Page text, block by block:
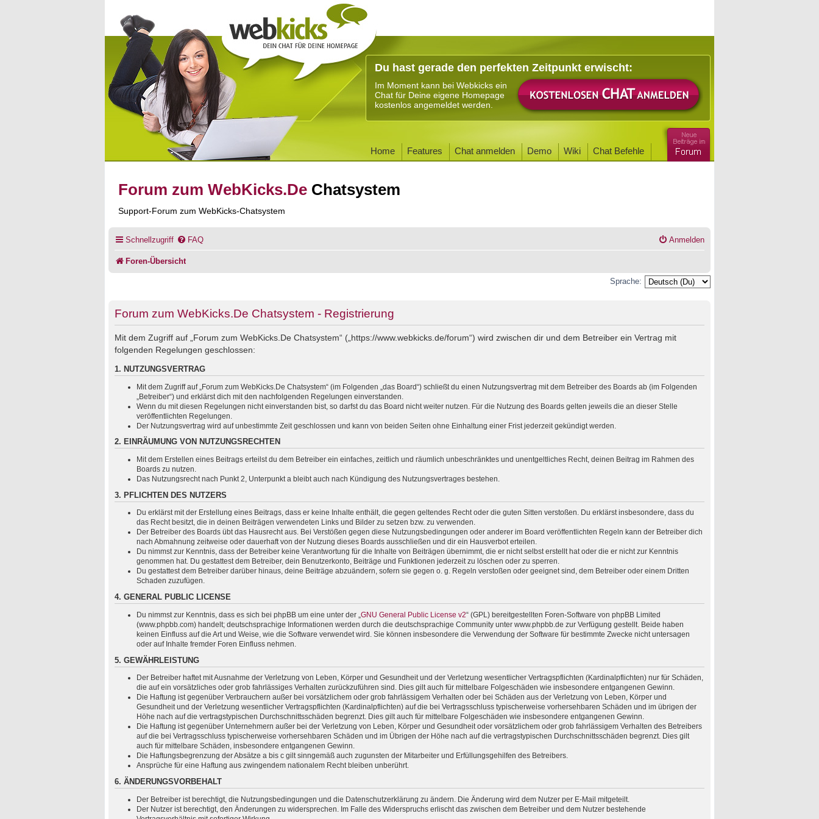
Du hast gerade den perfekten Zeitpunkt erwischt:
Im Moment kann bei Webkicks ein
Chat für Deine eigene Homepage
kostenlos angemeldet werden.
Home Features Chat anmelden Demo Wiki Chat Befehle
Forum zum WebKicks.De Chatsystem
Support-Forum zum WebKicks-Chatsystem
Schnellzugriff FAQ Anmelden
Foren-Übersicht
Sprache:
Forum zum WebKicks.De Chatsystem - Registrierung
Mit dem Zugriff auf „Forum zum WebKicks.De Chatsystem“ („https://www.webkicks.de/forum“) wird zwischen dir und dem Betreiber ein Vertrag mit
folgenden Regelungen geschlossen:
1. NUTZUNGSVERTRAG
Mit dem Zugriff auf „Forum zum WebKicks.De Chatsystem“ (im Folgenden „das Board“) schließt du einen Nutzungsvertrag mit dem Betreiber des Boards ab (im Folgenden
„Betreiber“) und erklärst dich mit den nachfolgenden Regelungen einverstanden.
Wenn du mit diesen Regelungen nicht einverstanden bist, so darfst du das Board nicht weiter nutzen. Für die Nutzung des Boards gelten jeweils die an dieser Stelle
veröffentlichten Regelungen.
Der Nutzungsvertrag wird auf unbestimmte Zeit geschlossen und kann von beiden Seiten ohne Einhaltung einer Frist jederzeit gekündigt werden.
2. EINRÄUMUNG VON NUTZUNGSRECHTEN
Mit dem Erstellen eines Beitrags erteilst du dem Betreiber ein einfaches, zeitlich und räumlich unbeschränktes und unentgeltliches Recht, deinen Beitrag im Rahmen des
Boards zu nutzen.
Das Nutzungsrecht nach Punkt 2, Unterpunkt a bleibt auch nach Kündigung des Nutzungsvertrages bestehen.
3. PFLICHTEN DES NUTZERS
Du erklärst mit der Erstellung eines Beitrags, dass er keine Inhalte enthält, die gegen geltendes Recht oder die guten Sitten verstoßen. Du erklärst insbesondere, dass du
das Recht besitzt, die in deinen Beiträgen verwendeten Links und Bilder zu setzen bzw. zu verwenden.
Der Betreiber des Boards übt das Hausrecht aus. Bei Verstößen gegen diese Nutzungsbedingungen oder anderer im Board veröffentlichten Regeln kann der Betreiber dich
nach Abmahnung zeitweise oder dauerhaft von der Nutzung dieses Boards ausschließen und dir ein Hausverbot erteilen.
Du nimmst zur Kenntnis, dass der Betreiber keine Verantwortung für die Inhalte von Beiträgen übernimmt, die er nicht selbst erstellt hat oder die er nicht zur Kenntnis
genommen hat. Du gestattest dem Betreiber, dein Benutzerkonto, Beiträge und Funktionen jederzeit zu löschen oder zu sperren.
Du gestattest dem Betreiber darüber hinaus, deine Beiträge abzuändern, sofern sie gegen o. g. Regeln verstoßen oder geeignet sind, dem Betreiber oder einem Dritten
Schaden zuzufügen.
4. GENERAL PUBLIC LICENSE
Du nimmst zur Kenntnis, dass es sich bei phpBB um eine unter der „ GNU General Public License v2“ (GPL) bereitgestellten Foren-Software von phpBB Limited
(www.phpbb.com) handelt; deutschsprachige Informationen werden durch die deutschsprachige Community unter www.phpbb.de zur Verfügung gestellt. Beide haben
keinen Einfluss auf die Art und Weise, wie die Software verwendet wird. Sie können insbesondere die Verwendung der Software für bestimmte Zwecke nicht untersagen
oder auf Inhalte fremder Foren Einfluss nehmen.
5. GEWÄHRLEISTUNG
Der Betreiber haftet mit Ausnahme der Verletzung von Leben, Körper und Gesundheit und der Verletzung wesentlicher Vertragspflichten (Kardinalpflichten) nur für Schäden,
die auf ein vorsätzliches oder grob fahrlässiges Verhalten zurückzuführen sind. Dies gilt auch für mittelbare Folgeschäden wie insbesondere entgangenen Gewinn.
Die Haftung ist gegenüber Verbrauchern außer bei vorsätzlichem oder grob fahrlässigem Verhalten oder bei Schäden aus der Verletzung von Leben, Körper und
Gesundheit und der Verletzung wesentlicher Vertragspflichten (Kardinalpflichten) auf die bei Vertragsschluss typischerweise vorhersehbaren Schäden und im übrigen der
Höhe nach auf die vertragstypischen Durchschnittsschäden begrenzt. Dies gilt auch für mittelbare Folgeschäden wie insbesondere entgangenen Gewinn.
Die Haftung ist gegenüber Unternehmern außer bei der Verletzung von Leben, Körper und Gesundheit oder vorsätzlichem oder grob fahrlässigem Verhalten des Betreibers
auf die bei Vertragsschluss typischerweise vorhersehbaren Schäden und im Übrigen der Höhe nach auf die vertragstypischen Durchschnittsschäden begrenzt. Dies gilt
auch für mittelbare Schäden, insbesondere entgangenen Gewinn.
Die Haftungsbegrenzung der Absätze a bis c gilt sinngemäß auch zugunsten der Mitarbeiter und Erfüllungsgehilfen des Betreibers.
Ansprüche für eine Haftung aus zwingendem nationalem Recht bleiben unberührt.
6. ÄNDERUNGSVORBEHALT
Der Betreiber ist berechtigt, die Nutzungsbedingungen und die Datenschutzerklärung zu ändern. Die Änderung wird dem Nutzer per E-Mail mitgeteilt.
Der Nutzer ist berechtigt, den Änderungen zu widersprechen. Im Falle des Widerspruchs erlischt das zwischen dem Betreiber und dem Nutzer bestehende